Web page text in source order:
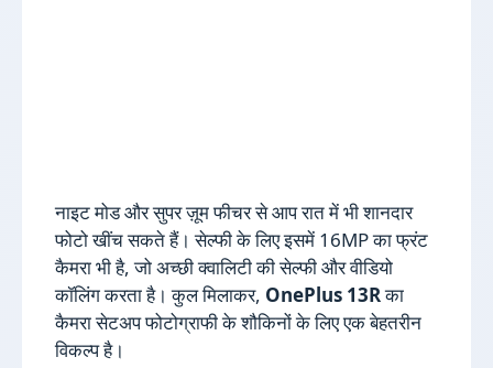
नाइट मोड और सुपर ज़ूम फीचर से आप रात में भी शानदार
फोटो खींच सकते हैं। सेल्फी के लिए इसमें 16MP का फ्रंट
कैमरा भी है, जो अच्छी क्वालिटी की सेल्फी और वीडियो
कॉलिंग करता है। कुल मिलाकर, OnePlus 13Rका
कैमरा सेटअप फोटोग्राफी के शौकिनों के लिए एक बेहतरीन
विकल्प है।